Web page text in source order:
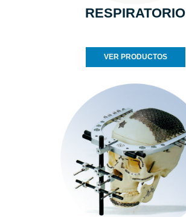
RESPIRATORIO
VER PRODUCTOS